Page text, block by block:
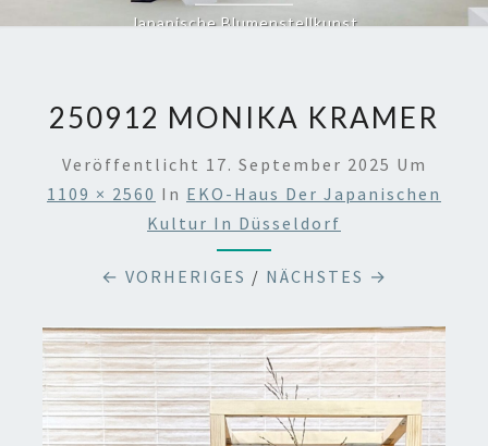
Japanische Blumenstellkunst
250912 MONIKA KRAMER
Veröffentlicht 17. September 2025 Um
1109 × 2560 In EKO-Haus Der Japanischen
Kultur In Düsseldorf
← VORHERIGES / NÄCHSTES →